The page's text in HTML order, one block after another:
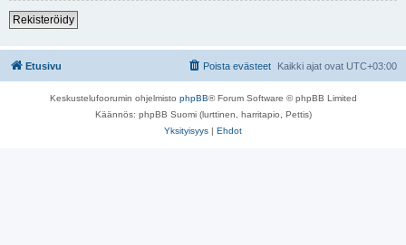
Rekisteröidy
Etusivu Kaikki ajat ovat UTC+03:00
Poista evästeet
Keskustelufoorumin ohjelmisto phpBB® Forum Software © phpBB Limited
Käännös: phpBB Suomi (lurttinen, harritapio, Pettis)
Yksityisyys | Ehdot